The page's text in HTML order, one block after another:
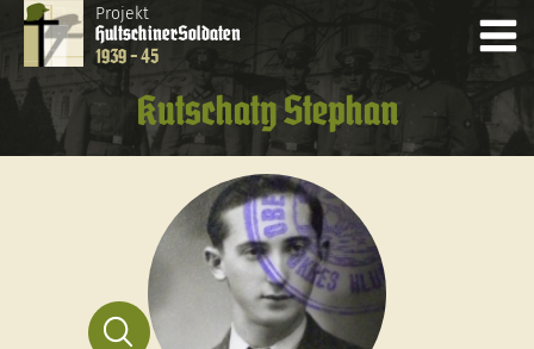
Projekt
HultschinerSoldaten
1939 - 45
Kutschaty Stephan